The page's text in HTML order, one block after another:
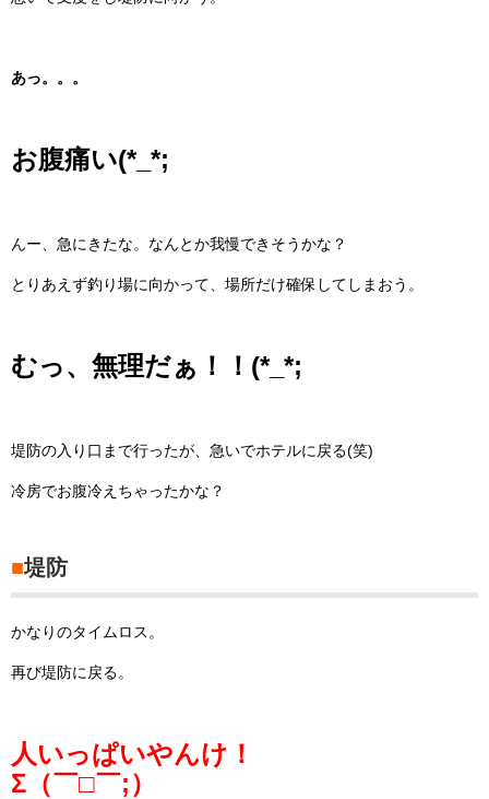
あっ。。。
お腹痛い(*_*;
んー、急にきたな。なんとか我慢できそうかな？
とりあえず釣り場に向かって、場所だけ確保してしまおう。
むっ、無理だぁ！！(*_*;
堤防の入り口まで行ったが、急いでホテルに戻る(笑)
冷房でお腹冷えちゃったかな？
■堤防
かなりのタイムロス。
再び堤防に戻る。
人いっぱいやんけ！
Σ（￣□￣;）